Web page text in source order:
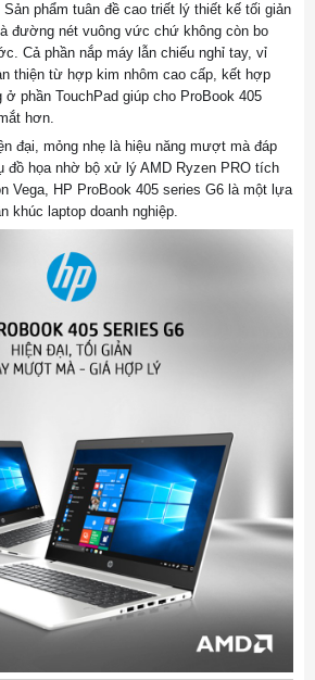
phẩm tuân đề cao triết lý thiết kế tối giản
đường nét vuông vức chứ không còn bo
Cả phần nắp máy lẫn chiếu nghỉ tay, vỉ
thiện từ hợp kim nhôm cao cấp, kết hợp
phần TouchPad giúp cho ProBook 405
hơn.
đại, mỏng nhẹ là hiệu năng mượt mà đáp
họa nhờ bộ xử lý AMD Ryzen PRO tích
Vega, HP ProBook 405 series G6 là một lựa
khúc laptop doanh nghiệp.